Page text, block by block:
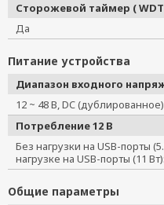
Сторожевой таймер (
Да
Питание устройства
Диапазон входного
12 ~ 48 В, DC
Потребление 12 В
Без нагрузки на USB-порты
нагрузке на USB-порты (11
Общие параметры